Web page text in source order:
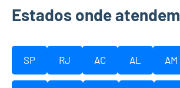
Estados onde
SP RJ AC AL AM